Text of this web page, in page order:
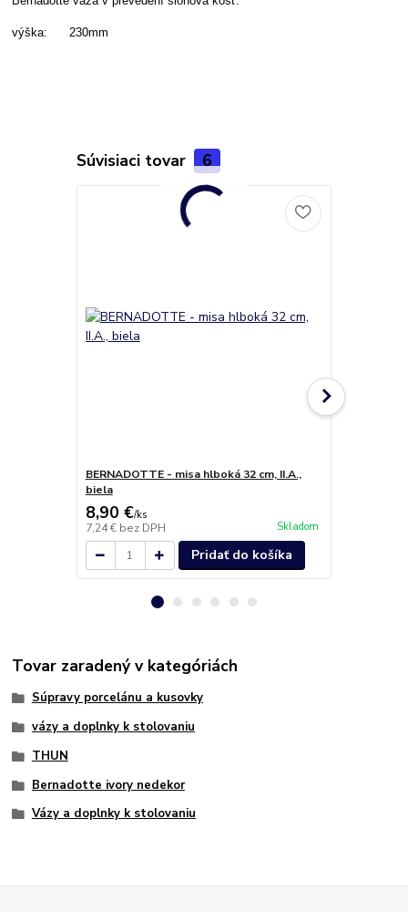
výška: 230mm
Súvisiaci tovar 6
BERNADOTTE - misa hlboká 32 cm, II.A.,
biela
8,90 €/ks
7,24 € bez DPH Skladom
Pridať do košíka
Tovar zaradený v kategóriách
Súpravy porcelánu a kusovky
vázy a doplnky k stolovaniu
THUN
Bernadotte ivory nedekor
Vázy a doplnky k stolovaniu